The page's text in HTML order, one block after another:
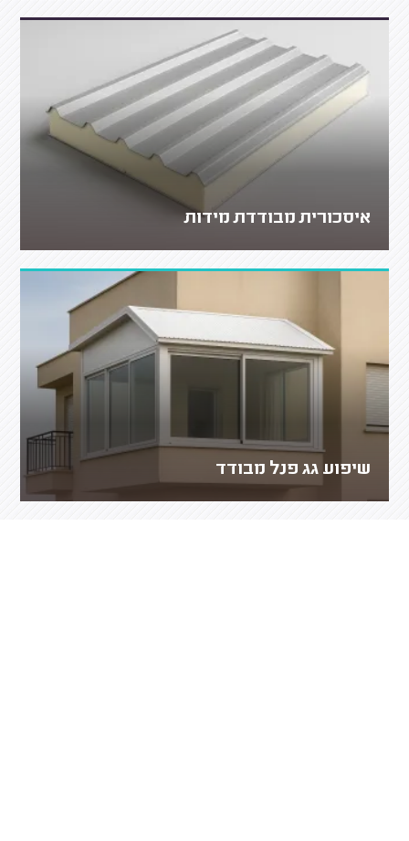
איסכורית מבודדת מידות
שיפוע גג פנל מבודד